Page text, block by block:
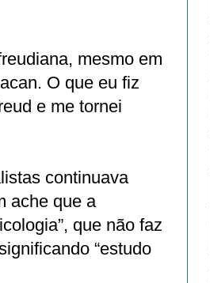
mesmo em
O que eu fiz
e me tornei
continuava
ache que a
que não faz
“estudo